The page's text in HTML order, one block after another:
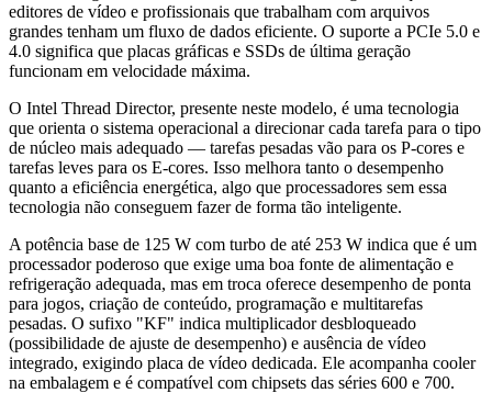
editores de vídeo e profissionais que trabalham com arquivos
grandes tenham um fluxo de dados eficiente. O suporte a PCIe 5.0 e
4.0 significa que placas gráficas e SSDs de última geração
funcionam em velocidade máxima.
O Intel Thread Director, presente neste modelo, é uma tecnologia
que orienta o sistema operacional a direcionar cada tarefa para o tipo
de núcleo mais adequado — tarefas pesadas vão para os P-cores e
tarefas leves para os E-cores. Isso melhora tanto o desempenho
quanto a eficiência energética, algo que processadores sem essa
tecnologia não conseguem fazer de forma tão inteligente.
A potência base de 125 W com turbo de até 253 W indica que é um
processador poderoso que exige uma boa fonte de alimentação e
refrigeração adequada, mas em troca oferece desempenho de ponta
para jogos, criação de conteúdo, programação e multitarefas
pesadas. O sufixo "KF" indica multiplicador desbloqueado
(possibilidade de ajuste de desempenho) e ausência de vídeo
integrado, exigindo placa de vídeo dedicada. Ele acompanha cooler
na embalagem e é compatível com chipsets das séries 600 e 700.